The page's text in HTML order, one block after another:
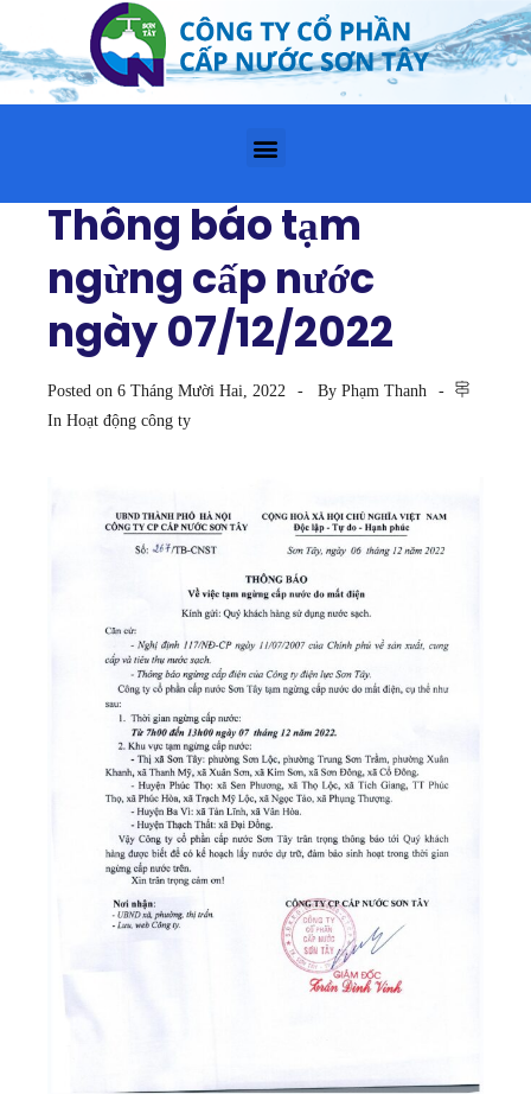
Thông báo tạm
ngừng cấp nước
ngày 07/12/2022
Posted on 6 Tháng Mười Hai, 2022 By Phạm Thanh
In Hoạt động công ty